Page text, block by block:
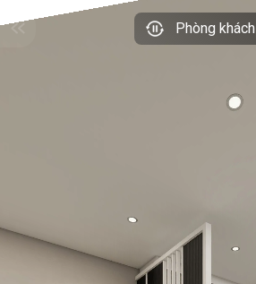
Phòng khách